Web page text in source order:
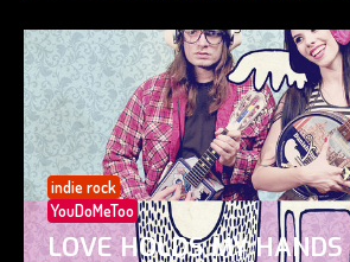
indie rock
YouDoMeToo
LOVE HOLDS MY HANDS